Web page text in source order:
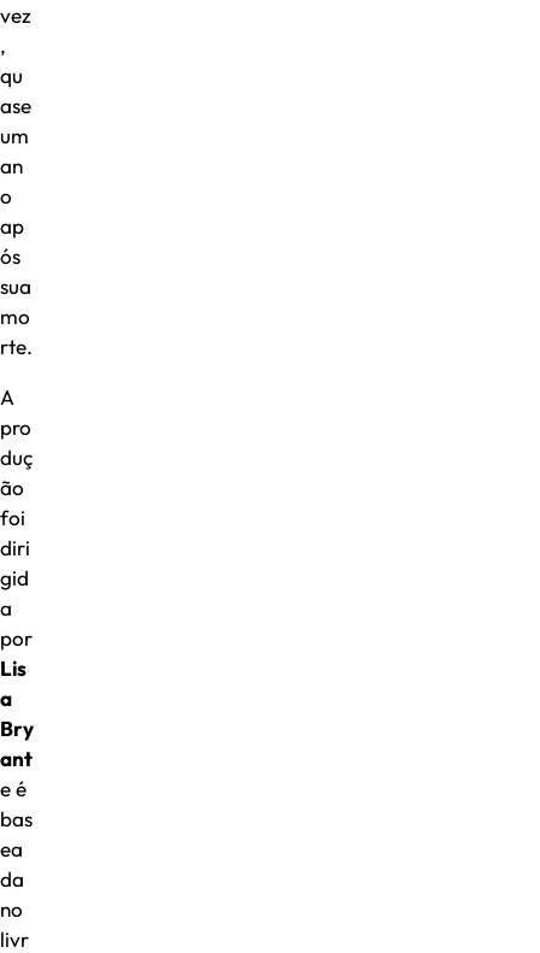
vez
,
qu
ase
um
an
o
ap
ós
sua
mo
rte.
A
pro
duç
ão
foi
diri
gid
a
por
Lis
a
Bry
ant
e é
bas
ea
da
no
livr